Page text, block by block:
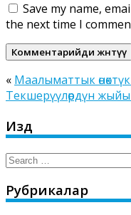
Save my name,
the next time I
« Маалыматтык
Текшерүүлөрдүн
Издөө
Search
Рубрикалар